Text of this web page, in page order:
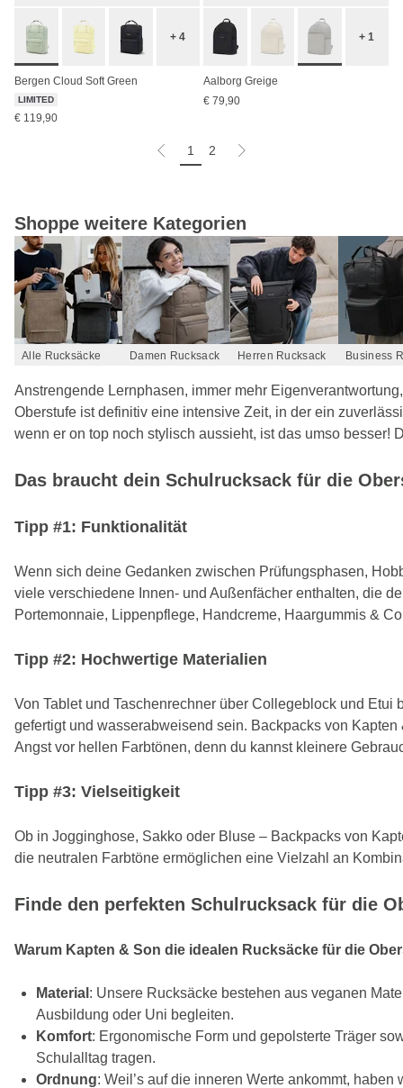
+ 4
Bergen Cloud Soft Green
LIMITED
€ 119,90
+ 1
Aalborg Greige
€ 79,90
1 2
Shoppe weitere Kategorien
Alle Rucksäcke Damen Rucksack Herren Rucksack
Anstrengende Lernphasen, immer mehr
Oberstufe ist definitiv eine intensive Zeit, in der ein
wenn er on top noch stylisch aussieht, ist das umso besser!
Das braucht dein Schulrucksack für die
Tipp #1: Funktionalität
Wenn sich deine Gedanken zwischen Prüfungsphasen,
viele verschiedene Innen- und Außenfächer enthalten, die
Portemonnaie, Lippenpflege, Handcreme, Haargummis &
Tipp #2: Hochwertige Materialien
Von Tablet und Taschenrechner über Collegeblock und
gefertigt und wasserabweisend sein. Backpacks von
Angst vor hellen Farbtönen, denn du kannst kleinere
Tipp #3: Vielseitigkeit
Ob in Jogginghose, Sakko oder Bluse – Backpacks von
die neutralen Farbtöne ermöglichen eine Vielzahl an
Finde den perfekten Schulrucksack für die
Warum Kapten & Son die idealen Rucksäcke für die
Material : Unsere Rucksäcke bestehen aus veganen
Ausbildung oder Uni begleiten.
Komfort: Ergonomische Form und gepolsterte Träger
Schulalltag tragen.
Ordnung: Weil’s auf die inneren Werte ankommt,